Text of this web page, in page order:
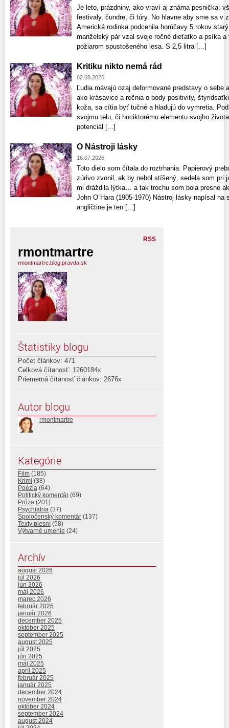
Je leto, prázdniny, ako vraví aj známa pesnička:
festivaly, čundre, či túry. No hlavne aby sme sa v
Americká rodinka podcenila horúčavy 5 rokov
manželský pár vzal svoje ročné dieťatko a psíka a
požiarom spustošeného lesa. S 2,5 litra [...]
Kritiku nikto nemá rád
02.08.2026
Ľudia mávajú ozaj deformované predstavy o
ako krásavice a rečnia o body positivity,
koža, sa cítia byť tučné a hladujú do vymretia.
svojmu telu, či hociktorému elementu svojho
potenciál [...]
O Nástroji lásky
16.07.2026
Toto dielo som čítala do roztrhania. Papierový
zúrivo zvonil, ak by nebol stíšený, sedela som pri
mi dráždila lýtka… a tak trochu som bola presne
John O´Hara (1905-1970) Nástroj lásky napísal
angličtine je ten [...]
RSS
rmontmartre
rmontmartre.blog.pravda.sk
Štatistiky blogu
Počet článkov: 471
Celková čítanosť: 1260184x
Priemerná čítanosť článkov: 2676x
Autor blogu
rmontmartre
Kategórie
Film (185)
Krimi (38)
Poézia (64)
Politický komentár (69)
Próza (201)
Psychiatria (37)
Spoločenský komentár (137)
Texty piesní (58)
Výtvarné umenie (24)
Archív
august 2026
júl 2026
jún 2026
máj 2026
marec 2026
február 2026
január 2026
december 2025
október 2025
september 2025
august 2025
júl 2025
jún 2025
máj 2025
apríl 2025
február 2025
január 2025
december 2024
november 2024
október 2024
september 2024
august 2024